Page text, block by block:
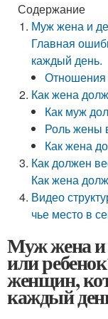
Содержание
Муж жена и
Главная
каждый день.
Отношения
Как жена
Как муж
Роль жены
Как жена
Как должен
Как жена
Видео
чье место в
Муж жена и
или
женщин,
каждый